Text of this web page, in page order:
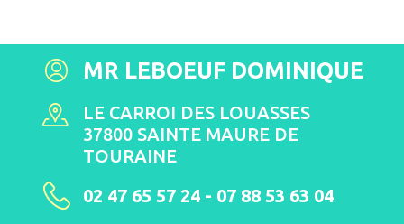
MR LEBOEUF DOMINIQUE
LE CARROI DES LOUASSES
37800 SAINTE MAURE DE
TOURAINE
02 47 65 57 24 - 07 88 53 63 04